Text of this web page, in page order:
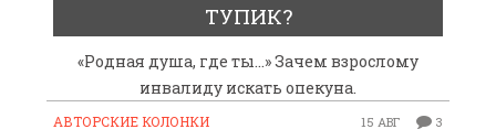
ТУПИК?
«Родная душа, где ты…» Зачем взрослому
инвалиду искать опекуна.
АВТОРСКИЕ КОЛОНКИ 15 АВГ 3